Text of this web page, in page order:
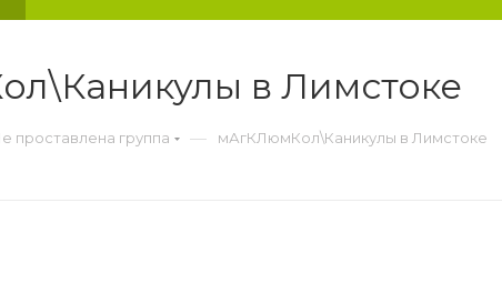
в Лимстоке
проставлена группа — мАгКЛюмКол\Каникулы в Лимстоке